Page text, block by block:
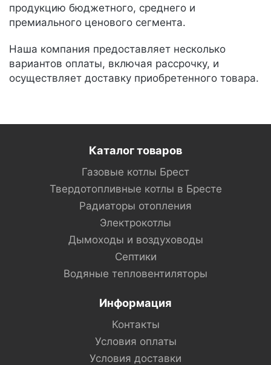
продукцию бюджетного, среднего и
премиального ценового сегмента.
Наша компания предоставляет несколько
вариантов оплаты, включая рассрочку, и
осуществляет доставку приобретенного товара.
Каталог товаров
Газовые котлы Брест
Твердотопливные котлы в Бресте
Радиаторы отопления
Электрокотлы
Дымоходы и воздуховоды
Септики
Водяные тепловентиляторы
Информация
Контакты
Условия оплаты
Условия доставки